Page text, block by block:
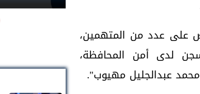
على عدد من المتهمين،
لدى أمن المحافظة،
عبدالجليل مهيوب".